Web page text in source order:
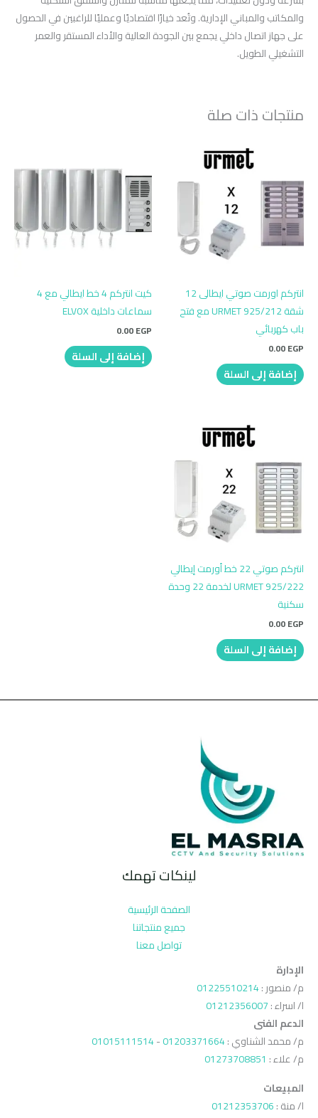
والمكاتب والمباني الإدارية. وتُعد خيارًا اقتصاديًا وعمليًا للراغبين في الحصول
على جهاز اتصال داخلي يجمع بين الجودة العالية والأداء المستقر والعمر
التشغيلي الطويل.
منتجات ذات صلة
انتركم اورمت صوتي ايطالى 12
شقة URMET 925/212 مع فتح
باب كهربائي
0.00EGP
إضافة إلى السلة
كيت انتركم 4 خط ايطالي مع 4
سماعات داخلية ELVOX
0.00EGP
إضافة إلى السلة
انتركم صوتي 22 خط أورمت إيطالي
URMET 925/222 لخدمة 22 وحدة
سكنية
0.00EGP
إضافة إلى السلة
لينكات تهمك
الصفحة الرئيسية
جميع منتجاتنا
تواصل معنا
الإدارة
م/ منصور :01225510214
ا/ اسراء :01212356007
الدعم الفنى
م/ محمد الشناوي :01203371664
-
01015111514
م/ علاء : 01273708851
المبيعات
ا/ منة :01212353706